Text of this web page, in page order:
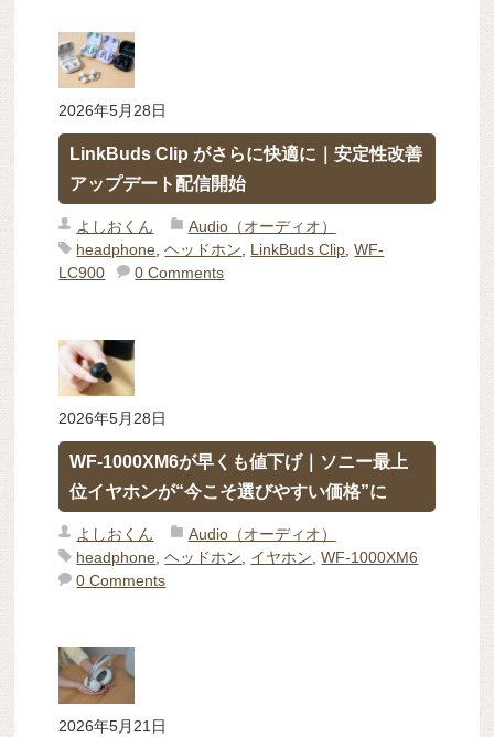
2026年5月28日
LinkBuds Clip がさらに快適に｜安定性改善
アップデート配信開始
よしおくん
Audio（オーディオ）
headphone ,ヘッドホン LinkBuds Clip ,WF-
LC900
0 Comments
2026年5月28日
WF-1000XM6が早くも値下げ｜ソニー最上
位イヤホンが“今こそ選びやすい価格”に
よしおくん
Audio（オーディオ）
headphone ,ヘッドホン イヤホン ,WF-1000XM6
0 Comments
2026年5月21日